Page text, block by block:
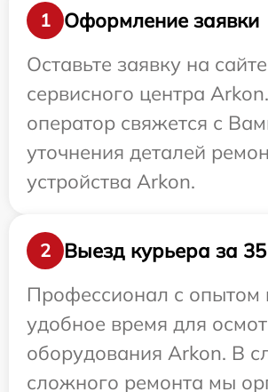
1
Оформление заявки
Оставьте заявку на сайте
сервисного центра
оператор свяжется с
уточнения деталей
устройства Arkon.
2
Выезд курьера за
Профессионал с опытом
удобное время для
оборудования Arkon. В
сложного ремонта мы